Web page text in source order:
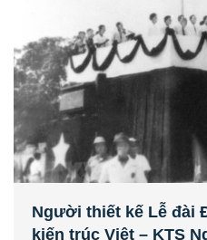
Người thiết kế Lễ đài
kiến trúc Việt – KTS